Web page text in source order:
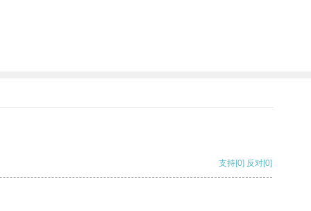
支持[0] 反对[0]